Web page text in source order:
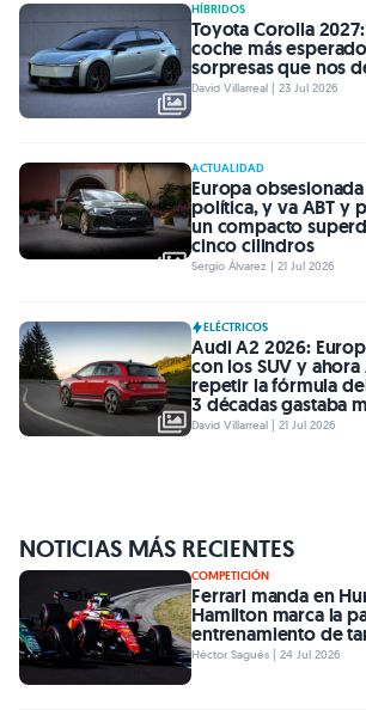
HÍBRIDOS
Toyota Corolla
coche más
sorpresas que nos
David Villarreal | 23 Jul 2026
ACTUALIDAD
Europa
política, y va ABT y
un compacto
cinco cilindros
Sergio Álvarez | 21 Jul 2026
ELÉCTRICOS
Audi A2 2026:
con los SUV y
repetir la fórmula
3 décadas gastaba
David Villarreal | 21 Jul 2026
NOTICIAS MÁS RECIENTES
COMPETICIÓN
Ferrari manda en
Hamilton marca la
entrenamiento de
Héctor Sagués | 24 Jul 2026